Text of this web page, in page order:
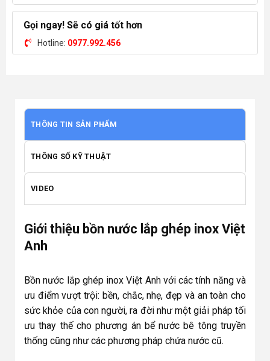
Gọi ngay! Sẽ có giá tốt hơn
Hotline: 0977.992.456
THÔNG TIN SẢN PHẨM
THÔNG SỐ KỸ THUẬT
VIDEO
Giới thiệu bồn nước lắp ghép inox Việt
Anh
Bồn nước lắp ghép inox Việt Anh với các tính năng và
ưu điểm vượt trội: bền, chắc, nhẹ, đẹp và an toàn cho
sức khỏe của con người, ra đời như một giải pháp tối
ưu thay thế cho phương án bể nước bê tông truyền
thống cũng như các phương pháp chứa nước cũ.